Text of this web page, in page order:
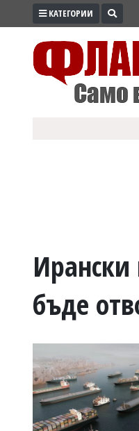
ПРОМО
ВОЙНАТА
УКРАЙНА
РАЗСЛЕДВАНЕ
БИЗНЕС
КАТЕГОРИИ
бъде